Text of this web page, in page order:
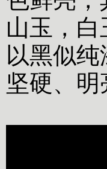
山玉，
以黑似
坚硬、